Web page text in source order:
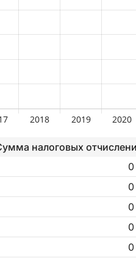
налоговых